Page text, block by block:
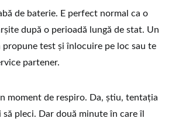
de baterie. E perfect normal ca o
după o perioadă lungă de stat. Un
propune test și înlocuire pe loc sau te
partener.
moment de respiro. Da, știu, tentația
să pleci. Dar două minute în care îl